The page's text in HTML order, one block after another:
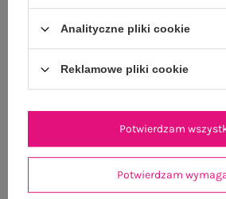
OSTATNIO
Analityczne pliki cookie
Reklamowe pliki cookie
Potwierdzam
Potwierdzam